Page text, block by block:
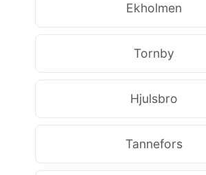
Ekholmen
Tornby
Hjulsbro
Tannefors